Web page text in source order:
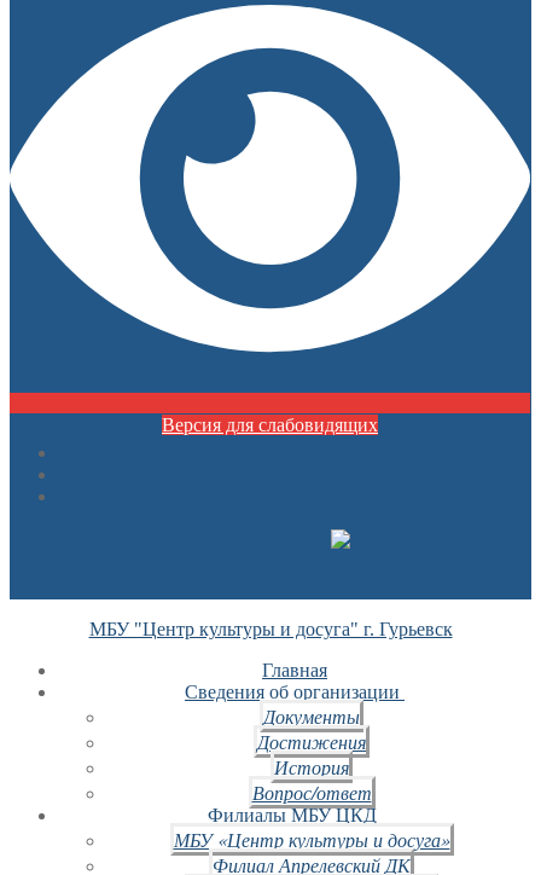
Версия для слабовидящих
МБУ "Центр культуры и досуга" г. Гурьевск
Главная
Сведения об организации
Документы
Достижения
История
Вопрос/ответ
Филиалы МБУ ЦКД
МБУ «Центр культуры и досуга»
Филиал Апрелевский ДК